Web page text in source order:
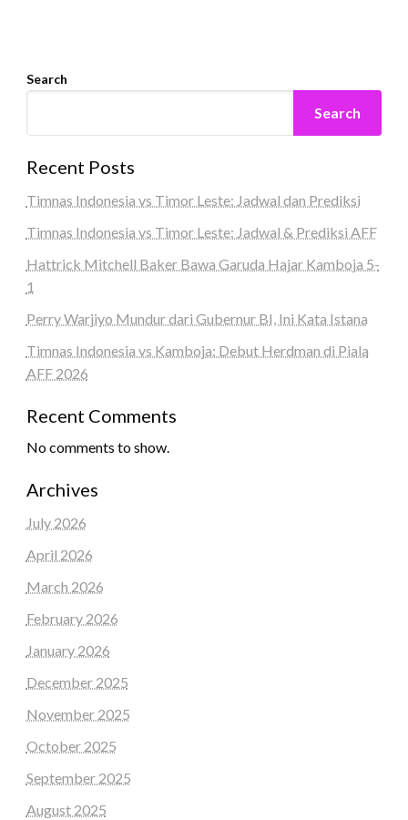
Search
Search
Recent Posts
Timnas Indonesia vs Timor Leste: Jadwal dan Prediksi
Timnas Indonesia vs Timor Leste: Jadwal & Prediksi AFF
Hattrick Mitchell Baker Bawa Garuda Hajar Kamboja 5-
1
Perry Warjiyo Mundur dari Gubernur BI, Ini Kata Istana
Timnas Indonesia vs Kamboja: Debut Herdman di Piala
AFF 2026
Recent Comments
No comments to show.
Archives
July 2026
April 2026
March 2026
February 2026
January 2026
December 2025
November 2025
October 2025
September 2025
August 2025